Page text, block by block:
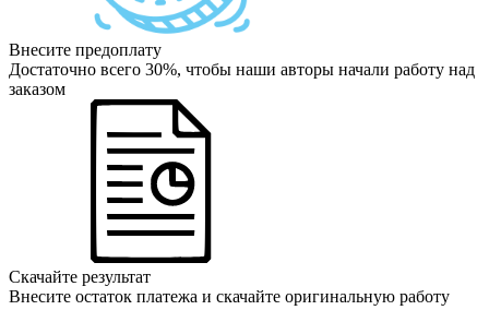
Внесите предоплату
Достаточно всего 30%, чтобы наши авторы начали работу над
заказом
Скачайте результат
Внесите остаток платежа и скачайте оригинальную работу